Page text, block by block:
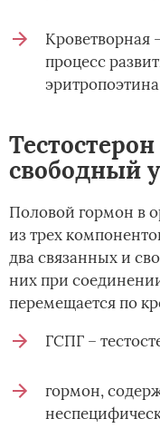
Кроветворная
процесс
свободный
Половой гормон в
из трех
два связанных и
них при
перемещается по
ГСПГ –
гормон,